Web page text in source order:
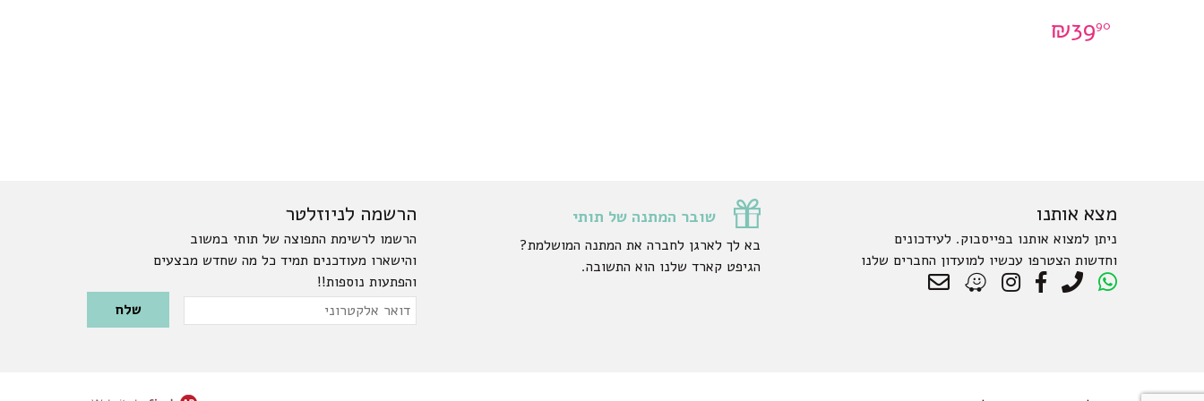
₪3990
מצא אותנו
ניתן למצוא אותנו בפייסבוק. לעידכונים
וחדשות הצטרפו עכשיו למועדון החברים שלנו
שובר המתנה של תותי
בא לך לארגן לחברה את המתנה המושלמת?
הגיפט קארד שלנו הוא התשובה.
הרשמה לניוזלטר
הרשמו לרשימת התפוצה של תותי במשוב
והישארו מעודכנים תמיד כל מה שחדש מבצעים
והפתעות נוספות!!
Please leave this field empty.
דואר